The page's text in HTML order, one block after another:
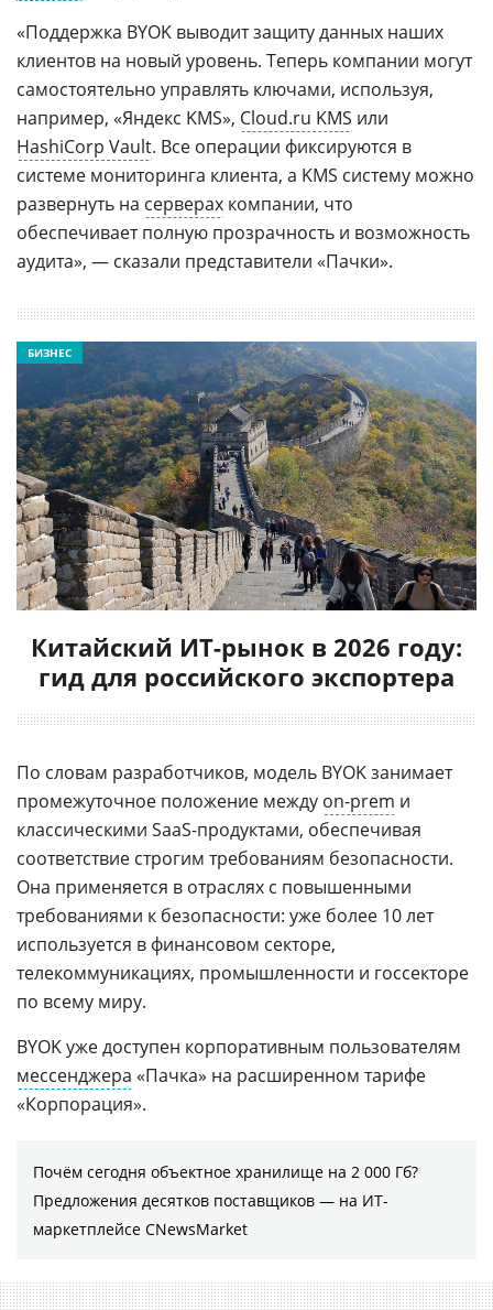
«Поддержка BYOK выводит защиту данных наших
клиентов на новый уровень. Теперь компании могут
самостоятельно управлять ключами, используя,
например, «Яндекс KMS», Cloud.ru KMS или
HashiCorp Vault. Все операции фиксируются в
системе мониторинга клиента, а KMS систему можно
развернуть на серверах компании, что
обеспечивает полную прозрачность и возможность
аудита», — сказали представители «Пачки».
Китайский ИТ-рынок в 2026 году:
гид для российского экспортера
БИЗНЕС
По словам разработчиков, модель BYOK занимает
промежуточное положение между on-prem и
классическими SaaS-продуктами, обеспечивая
соответствие строгим требованиям безопасности.
Она применяется в отраслях с повышенными
требованиями к безопасности: уже более 10 лет
используется в финансовом секторе,
телекоммуникациях, промышленности и госсекторе
по всему миру.
BYOK уже доступен корпоративным пользователям
мессенджера «Пачка» на расширенном тарифе
«Корпорация».
Почём сегодня объектное хранилище на 2 000 Гб?
Предложения десятков поставщиков ― на ИТ-
маркетплейсе CNewsMarket